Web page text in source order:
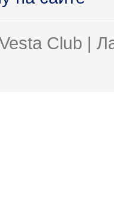
Club |